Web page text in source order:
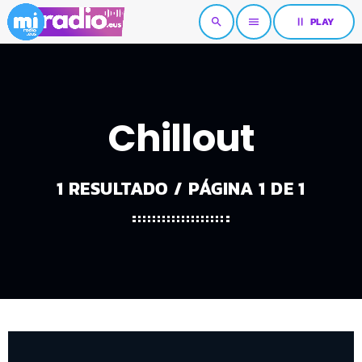
search menu pause PLAY
Chillout
1 RESULTADO / PÁGINA 1 DE 1